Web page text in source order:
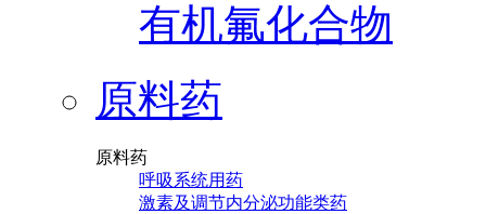
有机氟化合物
原料药
原料药
呼吸系统用药
激素及调节内分泌功能类药